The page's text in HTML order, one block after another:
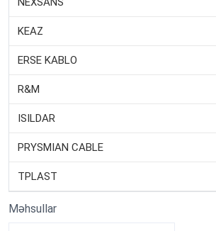
KEAZ
ERSE KABLO
R&M
ISILDAR
PRYSMIAN CABLE
TPLAST
Məhsullar